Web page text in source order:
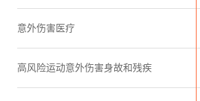
意外伤害医疗
高风险运动意外伤害身故和残疾